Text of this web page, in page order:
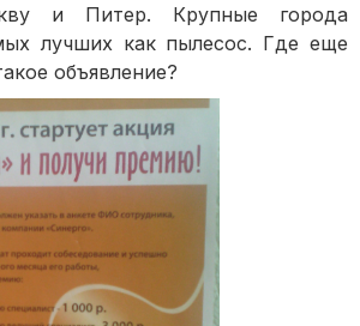
и Питер. Крупные города
лучших как пылесос. Где еще
объявление?